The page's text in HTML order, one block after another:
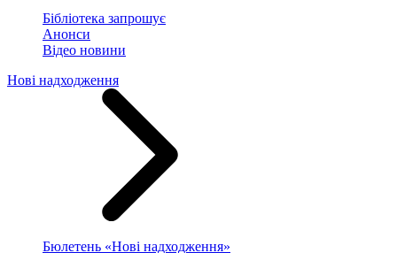
Бібліотека запрошує
Анонси
Відео новини
Нові надходження
Бюлетень «Нові надходження»